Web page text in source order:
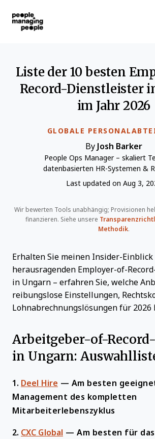
GLOBALE
Liste der 10 besten
Record-Dienstleister
im Jahr 2026
By Josh Barker
People Ops Manager – skaliert
datenbasierten HR-Systemen &
Last updated on Aug 3,
Wir bewerten Tools unabhängig; Provisionen
finanzieren. Siehe unsere
Methodik.
Erhalten Sie meinen Insider-Einblick
herausragenden Employer-of-
in Ungarn – erfahren Sie, welche
reibungslose Einstellungen,
Lohnabrechnungslösungen für 2026
Arbeitgeber-of-
in Ungarn:
1. Deel Hire — Am besten
Management des kompletten
Mitarbeiterlebenszyklus
2. CXC Global — Am besten für